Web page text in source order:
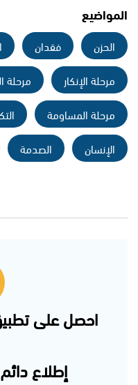
المواضيع
الحزن فقدان
مرحلة الإنكار
مرحلة
مرحلة المساومة
الإنسان
الصدمة
احصل على
إطلاع دائم